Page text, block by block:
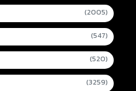
(2005)
(547)
(520)
(3259)